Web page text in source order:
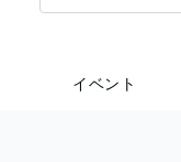
イベント